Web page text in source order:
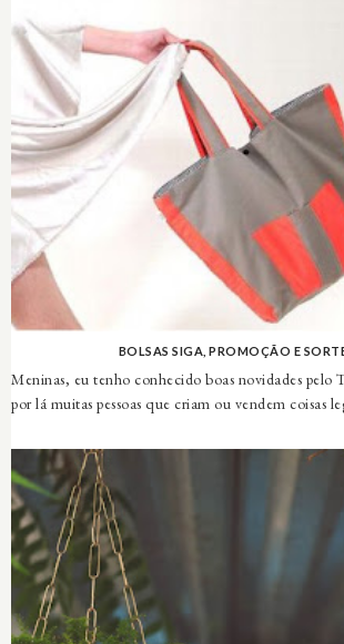
BOLSAS SIGA, PROMOÇÃO E
Meninas, eu tenho conhecido boas novidades pelo
por lá muitas pessoas que criam ou vendem coisas